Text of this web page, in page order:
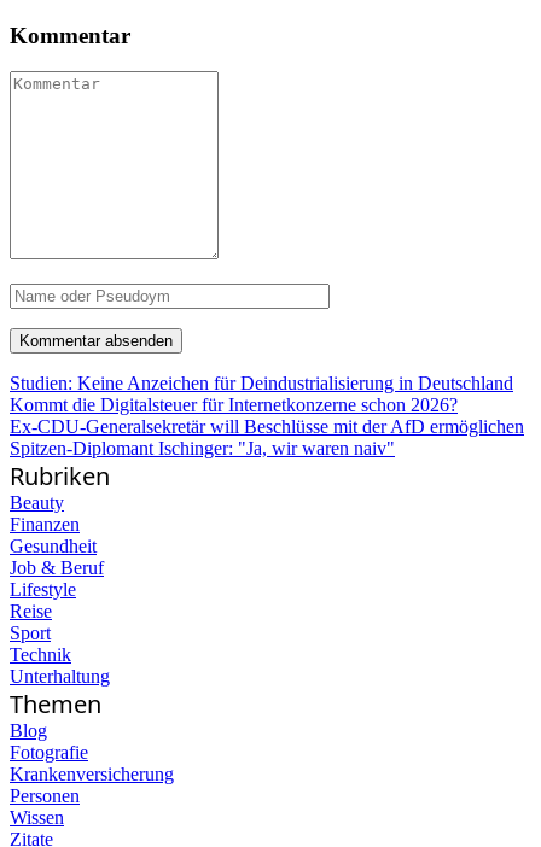
Kommentar
Studien: Keine Anzeichen für Deindustrialisierung in Deutschland
Kommt die Digitalsteuer für Internetkonzerne schon 2026?
Ex-CDU-Generalsekretär will Beschlüsse mit der AfD ermöglichen
Spitzen-Diplomant Ischinger: "Ja, wir waren naiv"
Rubriken
Beauty
Finanzen
Gesundheit
Job & Beruf
Lifestyle
Reise
Sport
Technik
Unterhaltung
Themen
Blog
Fotografie
Krankenversicherung
Personen
Wissen
Zitate